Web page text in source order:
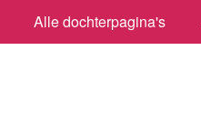
Alle dochterpagina's